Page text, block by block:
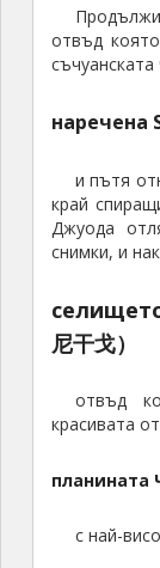
отвъд
наречена
и пътя
край
Джуода
снимки, и
尼干戈）
отвъд
красивата
планината
с най-